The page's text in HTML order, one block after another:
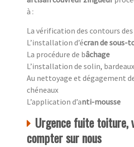
à :
La vérification des contours des
L’installation d’écran de sous-
La procédure de bâchage
L’installation de solin,
Au nettoyage et dégagement
chéneaux
L’application d’anti-mousse
Urgence fuite toiture,
compter sur nous